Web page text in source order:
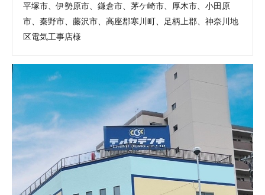
平塚市、伊勢原市、鎌倉市、茅ケ崎市、厚木市、小田原
市、秦野市、藤沢市、高座郡寒川町、足柄上郡、神奈川地
区電気工事店様